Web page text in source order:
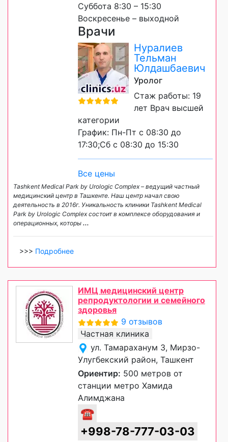
Суббота 8:30 – 15:30
Воскресенье – выходной
Врачи
Нуралиев
Тельман
Юлдашбаевич
Уролог
Стаж работы: 19
лет Врач высшей
категории
График: Пн-Пт с 08:30 до
17:30;Сб с 08:30 до 15:30
Все цены
Tashkent Medical Park by Urologic Complex – ведущий частный
медицинский центр в Ташкенте. Наш центр начал свою
деятельность в 2016г. Уникальность клиники Tashkent Medical
Park by Urologic Complex состоит в комплексе оборудования и
операционных, которы ...
>>> Подробнее
ИМЦ медицинский центр
репродуктологии и семейного
здоровья
9 отзывов
Частная клиника
ул. Тамараханум 3, Мирзо-
Улугбекский район, Ташкент
Ориентир: 500 метров от
станции метро Хамида
Алимджана
☎
+998-78-777-03-03